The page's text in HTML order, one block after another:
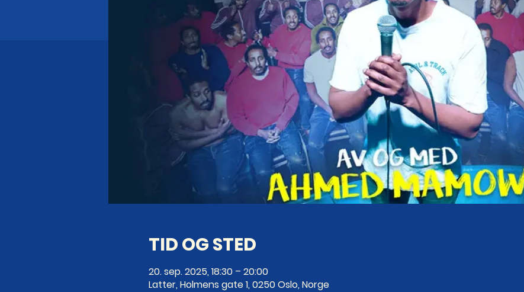
TID OG STED
20. sep. 2025, 18:30 – 20:00
Latter, Holmens gate 1, 0250 Oslo, Norge